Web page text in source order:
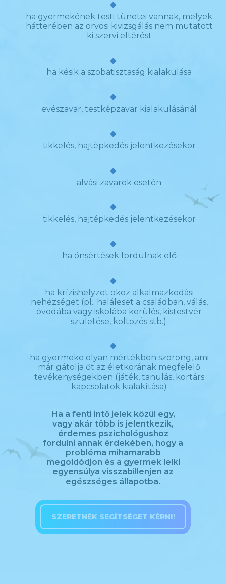
ha gyermekének testi tünetei vannak, melyek
hátterében az orvosi kivizsgálás nem mutatott
ki szervi eltérést
ha késik a szobatisztaság kialakulása
evészavar, testképzavar kialakulásánál
tikkelés, hajtépkedés jelentkezésekor
alvási zavarok esetén
tikkelés, hajtépkedés jelentkezésekor
ha önsértések fordulnak elő
ha krízishelyzet okoz alkalmazkodási
nehézséget (pl.: haláleset a családban, válás,
óvodába vagy iskolába kerülés, kistestvér
születése, költözés stb.).
ha gyermeke olyan mértékben szorong, ami
már gátolja őt az életkorának megfelelő
tevékenységekben (játék, tanulás, kortárs
kapcsolatok kialakítása)
Ha a fenti intő jelek közül egy,
vagy akár több is jelentkezik,
érdemes pszichológushoz
fordulni annak érdekében, hogy a
probléma mihamarabb
megoldódjon és a gyermek lelki
egyensúlya visszabillenjen az
egészséges állapotba.
SZERETNÉK SEGÍTSÉGET KÉRNI!